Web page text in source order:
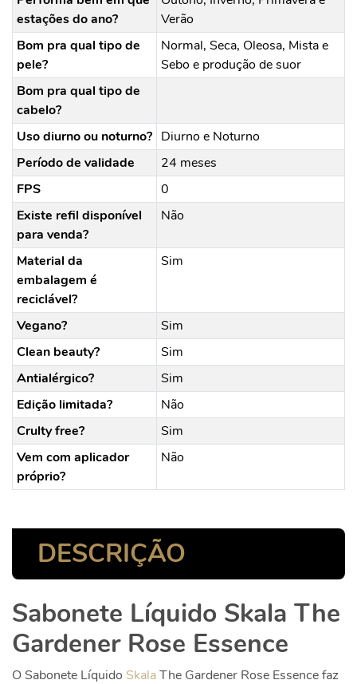
estações do ano?
Verão
Bom pra qual tipo de
pele?
Normal, Seca, Oleosa, Mista e
Sebo e produção de suor
Bom pra qual tipo de
cabelo?
Uso diurno ou noturno? Diurno e Noturno
Período de validade
24 meses
FPS
0
Existe refil disponível
para venda?
Não
Material da
embalagem é
reciclável?
Sim
Vegano?
Sim
Clean beauty?
Sim
Antialérgico?
Sim
Edição limitada?
Não
Crulty free?
Sim
Vem com aplicador
próprio?
Não
DESCRIÇÃO
Sabonete Líquido Skala The
Gardener Rose Essence
OSabonete Líquido SkalaThe Gardener Rose Essence faz